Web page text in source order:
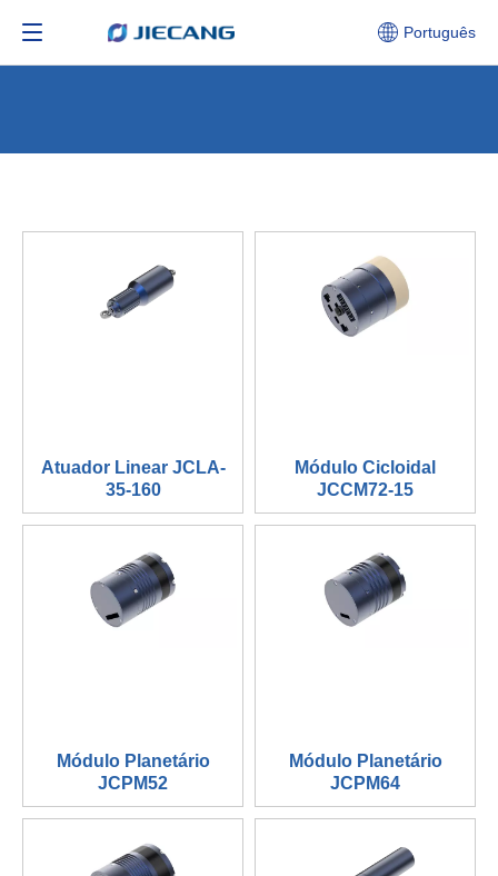
Português
Atuador Linear JCLA-
35-160
Módulo Cicloidal
JCCM72-15
Módulo Planetário
JCPM52
Módulo Planetário
JCPM64